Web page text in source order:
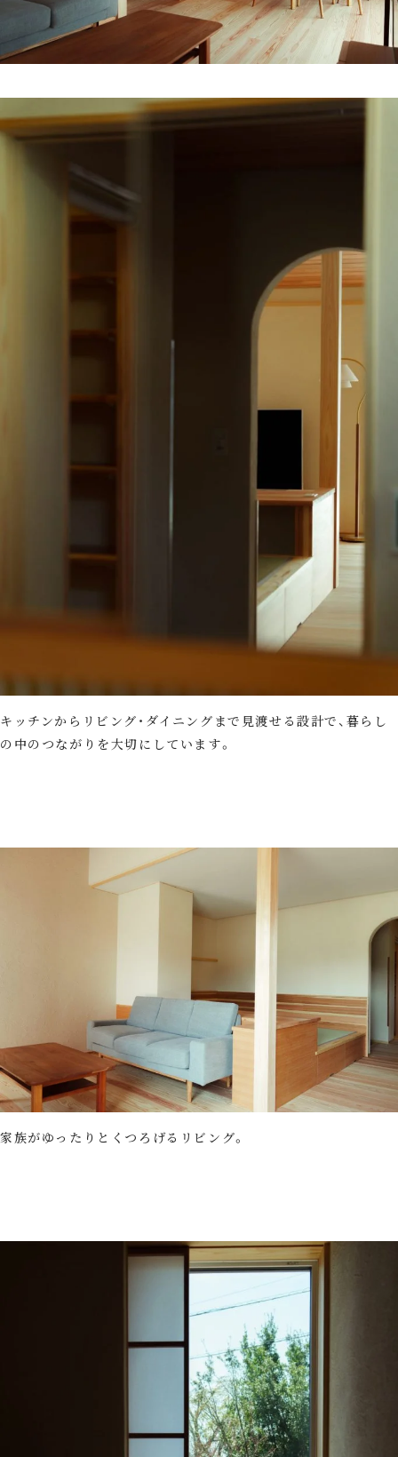
キッチンからリビング・ダイニングまで見渡せる設計で、暮らし
の中のつながりを大切にしています。
家族がゆったりとくつろげるリビング。